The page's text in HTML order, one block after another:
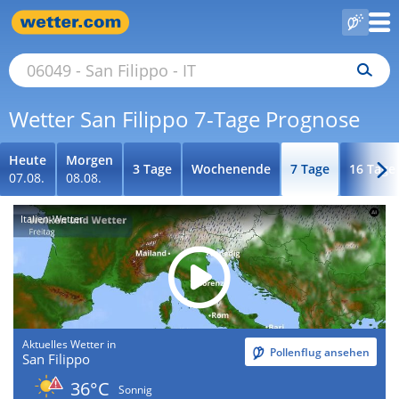
Wetter San Filippo 7-Tage Prognose
Heute
07.08.
Morgen
08.08.
3 Tage Wochenende 7 Tage 16 Tage
Italien-Wetter
Aktuelles Wetter in
San Filippo Pollenflug ansehen
36°C
Sonnig